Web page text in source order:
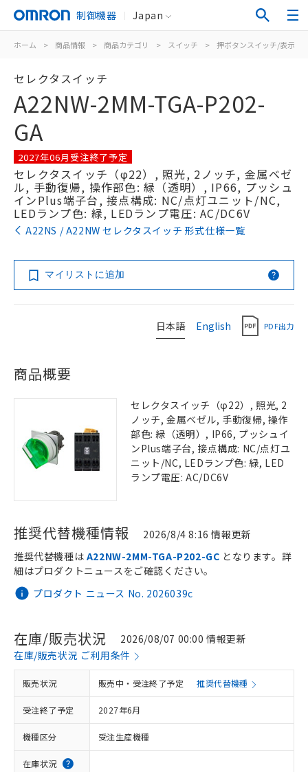
制御機器 Japan
ホーム > 商品情報 > 商品カテゴリ > スイッチ > 押ボタンスイッチ/表示灯
セレクタスイッチ
A22NW-2MM-TGA-P202-
GA
2027年06月受注終了予定
セレクタスイッチ（φ22）, 照光, 2ノッチ, 金属ベゼ
ル, 手動復帰, 操作部色: 緑（透明）, IP66, プッシュ
インPlus端子台, 接点構成: NC/点灯ユニット/NC,
LEDランプ色: 緑, LEDランプ電圧: AC/DC6V
A22NS / A22NW セレクタスイッチ 形式仕様一覧
マイリストに追加
日本語 English PDF出力
商品概要
セレクタスイッチ（φ22）, 照光, 2
ノッチ, 金属ベゼル, 手動復帰, 操作
部色: 緑（透明）, IP66, プッシュイ
ンPlus端子台, 接点構成: NC/点灯ユ
ニット/NC, LEDランプ色: 緑, LED
ランプ電圧: AC/DC6V
推奨代替機種情報 2026/8/4 8:16 情報更新
プロダクト ニュース No. 2026039c
推奨代替機種は A22NW-2MM-TGA-P202-GC となります。詳
細はプロダクトニュースをご確認ください。
在庫/販売状況
2026/08/07 00:00 情報更新
在庫/販売状況 ご利用条件
販売状況 販売中・受注終了予定 推奨代替機種
受注終了予定 2027年6月
機種区分 受注生産機種
在庫状況